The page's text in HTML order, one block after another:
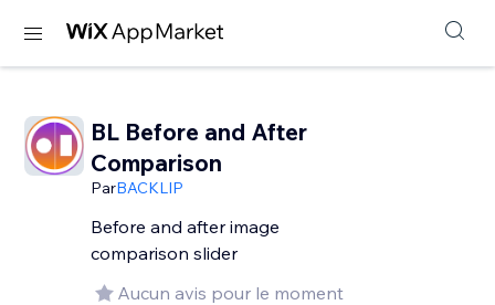
BL Before and After
Comparison
ParBACKLIP
Before and after image
comparison slider
Aucun avis pour le moment